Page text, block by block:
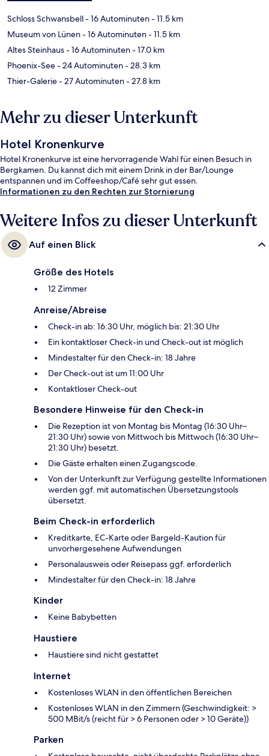
Schloss Schwansbell- 16 Autominuten- 11.5 km
Museum von Lünen- 16 Autominuten- 11.5 km
Altes Steinhaus- 16 Autominuten- 17.0 km
Phoenix-See- 24 Autominuten- 28.3 km
Thier-Galerie- 27 Autominuten- 27.8 km
Mehr zu dieser Unterkunft
Hotel Kronenkurve
Hotel Kronenkurve ist eine hervorragende Wahl für einen Besuch in
Bergkamen. Du kannst dich mit einem Drink in der Bar/Lounge
entspannen und im Coffeeshop/Café sehr gut essen.
Informationen zu den Rechten zur Stornierung
Weitere Infos zu dieser Unterkunft
Auf einen Blick
Größe des Hotels
12 Zimmer
Anreise/Abreise
Check-in ab: 16:30 Uhr, möglich bis: 21:30 Uhr
Ein kontaktloser Check-in und Check-out ist möglich
Mindestalter für den Check-in: 18 Jahre
Der Check-out ist um 11:00 Uhr
Kontaktloser Check-out
Besondere Hinweise für den Check-in
Die Rezeption ist von Montag bis Montag (16:30 Uhr–
21:30 Uhr) sowie von Mittwoch bis Mittwoch (16:30 Uhr–
21:30 Uhr) besetzt.
Die Gäste erhalten einen Zugangscode.
Von der Unterkunft zur Verfügung gestellte Informationen
werden ggf. mit automatischen Übersetzungstools
übersetzt.
Beim Check-in erforderlich
Kreditkarte, EC-Karte oder Bargeld-Kaution für
unvorhergesehene Aufwendungen
Personalausweis oder Reisepass ggf. erforderlich
Mindestalter für den Check-in: 18 Jahre
Kinder
Keine Babybetten
Haustiere
Haustiere sind nicht gestattet
Internet
Kostenloses WLAN in den öffentlichen Bereichen
Kostenloses WLAN in den Zimmern (Geschwindigkeit: >
500 MBit/s (reicht für > 6 Personen oder > 10 Geräte))
Parken